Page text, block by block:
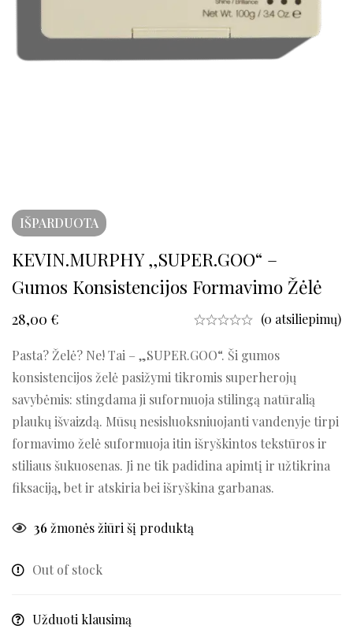
IŠPARDUOTA
KEVIN.MURPHY ,,SUPER.GOO“ –
Gumos Konsistencijos Formavimo Žėlė
28,00 € (0 atsiliepimų)
Pasta? Želė? Ne! Tai – „SUPER.GOO“. Ši gumos
konsistencijos želė pasižymi tikromis superherojų
savybėmis: stingdama ji suformuoja stilingą natūralią
plaukų išvaizdą. Mūsų nesisluoksniuojanti vandenyje tirpi
formavimo želė suformuoja itin išryškintos tekstūros ir
stiliaus šukuosenas. Ji ne tik padidina apimtį ir užtikrina
fiksaciją, bet ir atskiria bei išryškina garbanas.
36 žmonės žiūri šį produktą
Out of stock
Užduoti klausimą